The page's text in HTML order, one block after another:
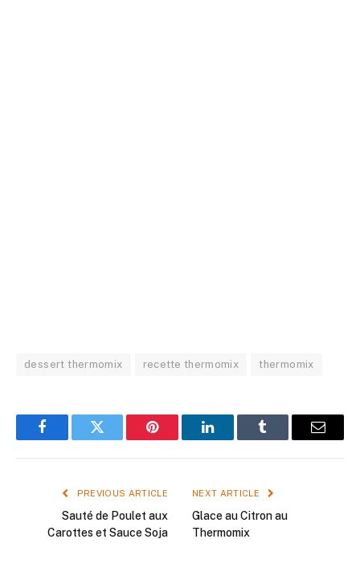
dessert thermomix recette thermomix thermomix
FacebookTwitter Pinterest LinkedInTumblr Email
PREVIOUS ARTICLE
Sauté de Poulet aux
Carottes et Sauce Soja
NEXT ARTICLE
Glace au Citron au
Thermomix